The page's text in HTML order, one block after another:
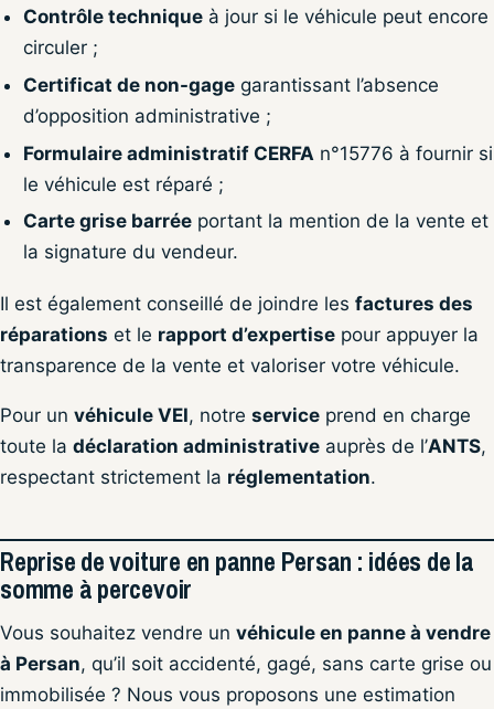
Contrôle techniqueà jour si le véhicule peut encore
circuler ;
Certificat de non-gagegarantissant l’absence
d’opposition administrative ;
Formulaire administratif CERFA n°15776 à fournir si
le véhicule est réparé ;
Carte grise barréeportant la mention de la vente et
la signature du vendeur.
Il est également conseillé de joindre les factures des
réparations et le rapport d’expertise pour appuyer la
transparence de la vente et valoriser votre véhicule.
Pour un véhicule VEI, notre service prend en charge
toute la déclaration administrative auprès de l’ANTS,
respectant strictement la réglementation.
Reprise de voiture en panne Persan : idées de la
somme à percevoir
Vous souhaitez vendre un véhicule en panne à vendre
à Persan, qu’il soit accidenté, gagé, sans carte grise ou
immobilisée ? Nous vous proposons une estimation